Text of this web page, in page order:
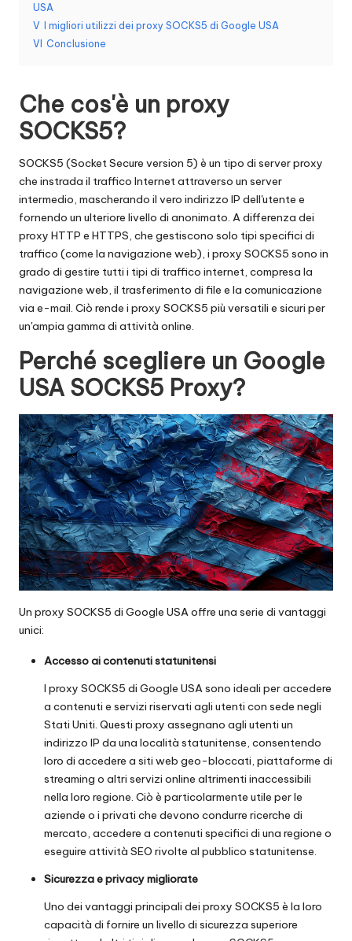
P
v
a
g
r
a
t
ui
t
a
]
-
O
k
e
y
P
r
o
x
y
USA
V I migliori utilizzi dei proxy SOCKS5 di Google USA
VI Conclusione
Che cos'è un proxy
SOCKS5?
SOCKS5 (Socket Secure version 5) è un tipo di server proxy
che instrada il traffico Internet attraverso un server
intermedio, mascherando il vero indirizzo IP dell'utente e
fornendo un ulteriore livello di anonimato. A differenza dei
proxy HTTP e HTTPS, che gestiscono solo tipi specifici di
traffico (come la navigazione web), i proxy SOCKS5 sono in
grado di gestire tutti i tipi di traffico internet, compresa la
navigazione web, il trasferimento di file e la comunicazione
via e-mail. Ciò rende i proxy SOCKS5 più versatili e sicuri per
un'ampia gamma di attività online.
Perché scegliere un Google
USA SOCKS5 Proxy?
Un proxy SOCKS5 di Google USA offre una serie di vantaggi
unici:
Accesso ai contenuti statunitensi
I proxy SOCKS5 di Google USA sono ideali per accedere
a contenuti e servizi riservati agli utenti con sede negli
Stati Uniti. Questi proxy assegnano agli utenti un
indirizzo IP da una località statunitense, consentendo
loro di accedere a siti web geo-bloccati, piattaforme di
streaming o altri servizi online altrimenti inaccessibili
nella loro regione. Ciò è particolarmente utile per le
aziende o i privati che devono condurre ricerche di
mercato, accedere a contenuti specifici di una regione o
eseguire attività SEO rivolte al pubblico statunitense.
Sicurezza e privacy migliorate
Uno dei vantaggi principali dei proxy SOCKS5 è la loro
capacità di fornire un livello di sicurezza superiore